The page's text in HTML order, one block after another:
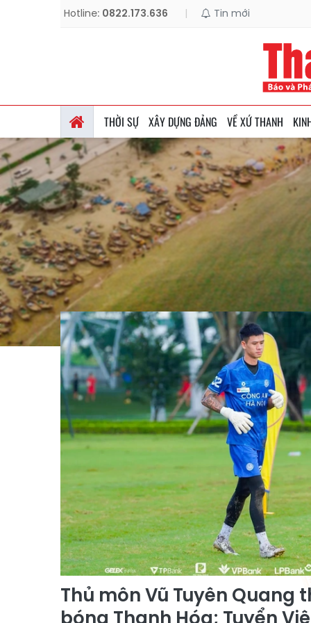
Hotline: 0822.173.636 | Tin mới
THỜI SỰ XÂY DỰNG ĐẢNG VỀ XỨ THANH
Thủ môn Vũ Tuyên Quang